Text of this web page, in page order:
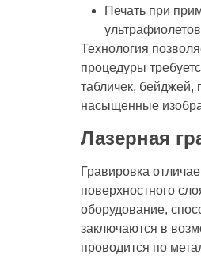
Печать при
Технология
процедуры
табличек, бейджей,
насыщенные
Лазерная
Гравировка
поверхностного
оборудование,
заключаются в
проводится по